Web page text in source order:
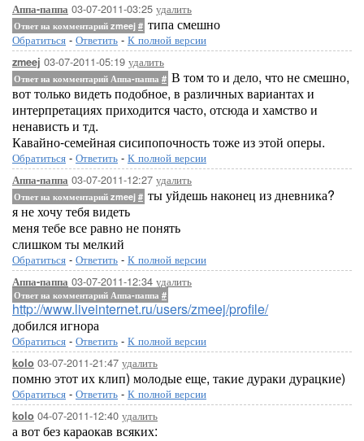
Аппа-паппа 03-07-2011-03:25 удалить
Ответ на комментарий zmeej # типа смешно
Обратиться - Ответить - К полной версии
zmeej 03-07-2011-05:19 удалить
Ответ на комментарий Аппа-паппа # В том то и дело, что не смешно,
вот только видеть подобное, в различных вариантах и
интерпретациях приходится часто, отсюда и хамство и
ненависть и тд.
Кавайно-семейная сисипопочность тоже из этой оперы.
Обратиться - Ответить - К полной версии
Аппа-паппа 03-07-2011-12:27 удалить
Ответ на комментарий zmeej # ты уйдешь наконец из дневника?
я не хочу тебя видеть
меня тебе все равно не понять
слишком ты мелкий
Обратиться - Ответить - К полной версии
Аппа-паппа 03-07-2011-12:34 удалить
Ответ на комментарий Аппа-паппа #
http://www.liveinternet.ru/users/zmeej/profile/
добился игнора
Обратиться - Ответить - К полной версии
kolo 03-07-2011-21:47 удалить
помню этот их клип) молодые еще, такие дураки дурацкие)
Обратиться - Ответить - К полной версии
kolo 04-07-2011-12:40 удалить
а вот без караокав всяких: